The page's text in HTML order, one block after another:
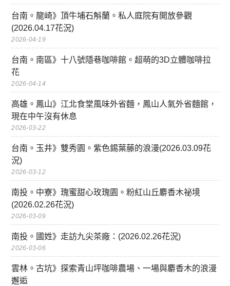
台南。龍崎》頂牛埔石斛蘭。私人庭院有開放參觀
(2026.04.17花況)
2026-04-19
台南。南區》十八號隱巷咖啡館。超萌的3D立體咖啡拉
花
2026-04-14
高雄。鳳山》江北食堂風味外省麵，鳳山人氣外省麵館，
現在中午沒有休息
2026-03-22
台南。玉井》雙秀園。紫色錫葉藤的浪漫(2026.03.09花
況)
2026-03-12
南投。中寮》瑰蜜甜心玫瑰園。粉紅山丘麝香木祕境
(2026.02.26花況)
2026-03-09
南投。國姓》走訪九尖茶廠：(2026.02.26花況)
2026-03-06
雲林。古坑》探索青山坪咖啡農場、一場與麝香木的浪漫
邂逅